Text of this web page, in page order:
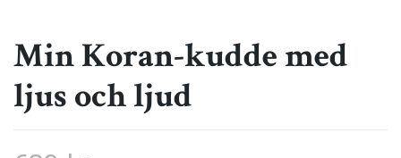
Min Koran-kudde med
ljus och ljud